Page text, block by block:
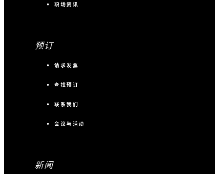
职场资讯
预订
请求发票
查找预订
联系我们
会议与活动
新闻